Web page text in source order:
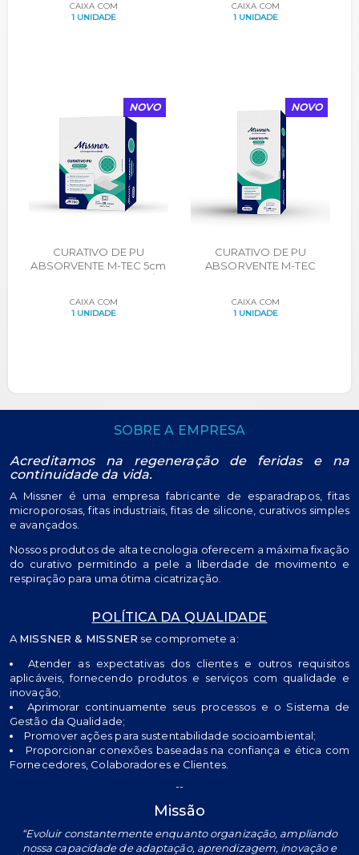
CAIXA COM
1 UNIDADE
CAIXA COM
1 UNIDADE
NOVO
CURATIVO DE PU
ABSORVENTE M-TEC 5cm
CAIXA COM
1 UNIDADE
NOVO
CURATIVO DE PU
ABSORVENTE M-TEC
CAIXA COM
1 UNIDADE
SOBRE A EMPRESA
Acreditamos na regeneração de feridas e na
continuidade da vida.
A Missner é uma empresa fabricante de esparadrapos, fitas
microporosas, fitas industriais, fitas de silicone, curativos simples
e avançados.
Nossos produtos de alta tecnologia oferecem a máxima fixação
do curativo permitindo a pele a liberdade de movimento e
respiração para uma ótima cicatrização.
POLÍTICA DA QUALIDADE
A MISSNER & MISSNER se compromete a:
Atender as expectativas dos clientes e outros requisitos
aplicáveis, fornecendo produtos e serviços com qualidade e
inovação;
Aprimorar continuamente seus processos e o Sistema de
Gestão da Qualidade;
Promover ações para sustentabilidade socioambiental;
Proporcionar conexões baseadas na confiança e ética com
Fornecedores, Colaboradores e Clientes.
--
Missão
“Evoluir constantemente enquanto organização, ampliando
nossa capacidade de adaptação, aprendizagem, inovação e